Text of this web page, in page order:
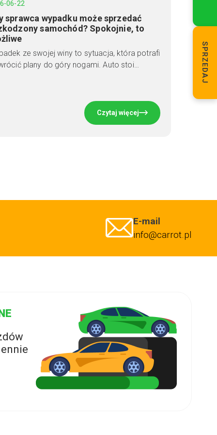
06-22
sprawca wypadku może sprzedać
samochód? Spokojnie, to
ze swojej winy to sytuacja, która potrafi
plany do góry nogami. Auto stoi…
Czytaj więcej
SPRZEDAJ
E-mail
info@carrot.pl